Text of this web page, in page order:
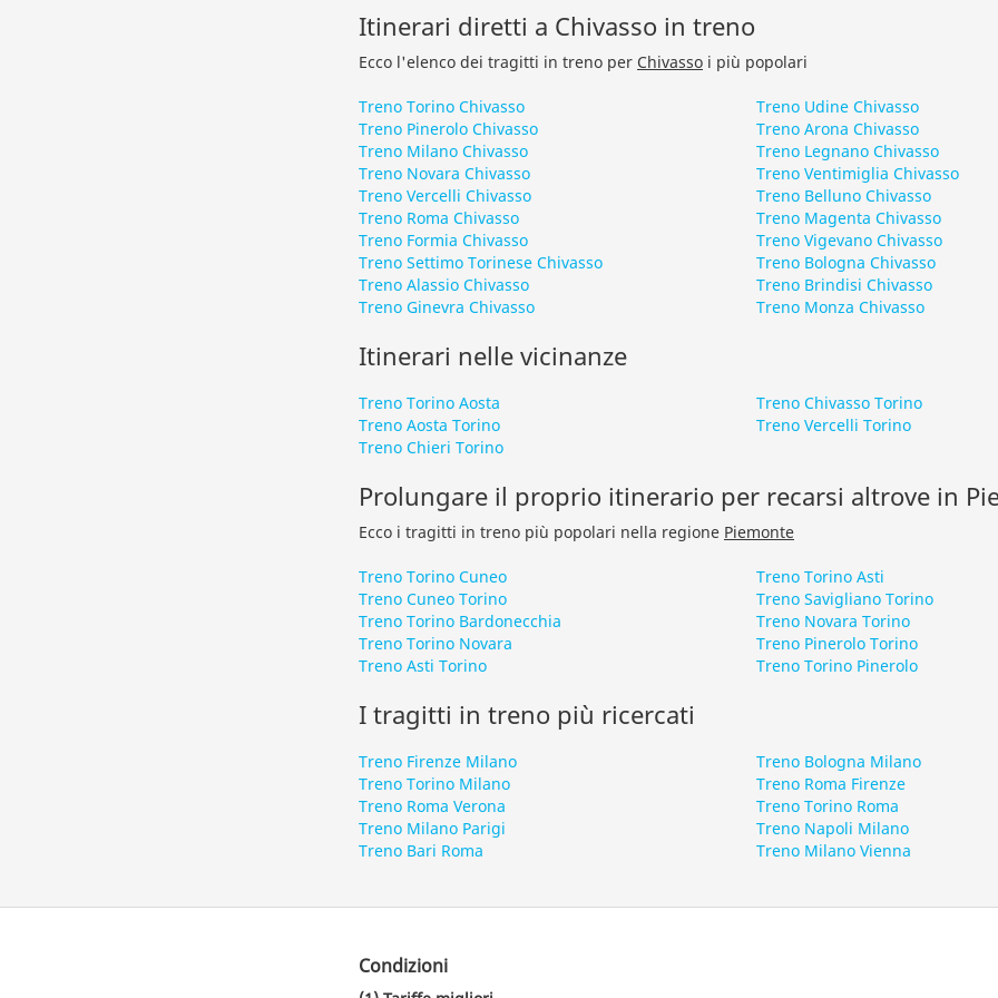
Itinerari diretti a Chivasso in treno
Ecco l'elenco dei tragitti in treno per Chivasso i più popolari
Treno Torino Chivasso
Treno Pinerolo Chivasso
Treno Milano Chivasso
Treno Novara Chivasso
Treno Vercelli Chivasso
Treno Roma Chivasso
Treno Formia Chivasso
Treno Settimo Torinese Chivasso
Treno Alassio Chivasso
Treno Ginevra Chivasso
Treno Udine Chivasso
Treno Arona Chivasso
Treno Legnano Chivasso
Treno Ventimiglia Chivasso
Treno Belluno Chivasso
Treno Magenta Chivasso
Treno Vigevano Chivasso
Treno Bologna Chivasso
Treno Brindisi Chivasso
Treno Monza Chivasso
Itinerari nelle vicinanze
Treno Torino Aosta
Treno Aosta Torino
Treno Chieri Torino
Treno Chivasso Torino
Treno Vercelli Torino
Prolungare il proprio itinerario per recarsi altrove in
Ecco i tragitti in treno più popolari nella regione Piemonte
Treno Torino Cuneo
Treno Cuneo Torino
Treno Torino Bardonecchia
Treno Torino Novara
Treno Asti Torino
Treno Torino Asti
Treno Savigliano Torino
Treno Novara Torino
Treno Pinerolo Torino
Treno Torino Pinerolo
I tragitti in treno più ricercati
Treno Firenze Milano
Treno Torino Milano
Treno Roma Verona
Treno Milano Parigi
Treno Bari Roma
Treno Bologna Milano
Treno Roma Firenze
Treno Torino Roma
Treno Napoli Milano
Treno Milano Vienna
Condizioni